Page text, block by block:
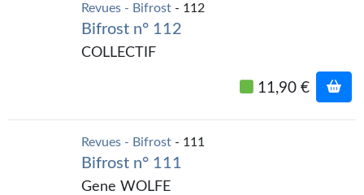
Revues - Bifrost - 112
Bifrost n° 112
COLLECTIF
11,90 €
Revues - Bifrost - 111
Bifrost n° 111
Gene WOLFE